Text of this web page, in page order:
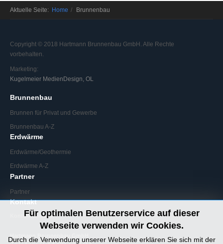
Aktuelle Seite: Home Brunnenbau
Copyright © 2018 Hartmann Brunnenbau GmbH. Alle Rechte
vorbehalten.
Marketing:
Kugelmeier MedienDesign, OL
Für optimalen Benutzerservice auf dieser
Webseite verwenden wir Cookies.
Durch die Verwendung unserer Webseite erklären Sie sich mit der
Brunnenbau
Brunnen für Privat und Gewerbe
Brunnenbau A-Z
Erdwärme
Erdwärme/Geothermie
Erdwärme A-Z
Partner
Partner
Kontakt
Kontaktformular